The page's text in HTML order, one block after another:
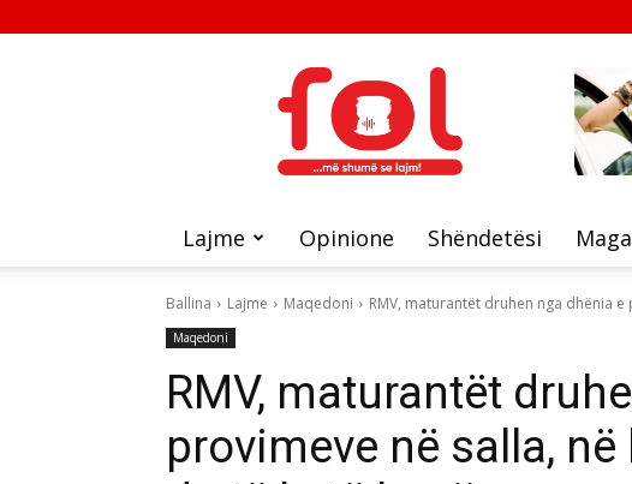
FOL
Lajme Opinione Shëndetësi
Ballina Lajme Maqedoni RMV, maturantët druhen nga dhënia
Maqedoni
RMV, maturantët
provimeve në salla,